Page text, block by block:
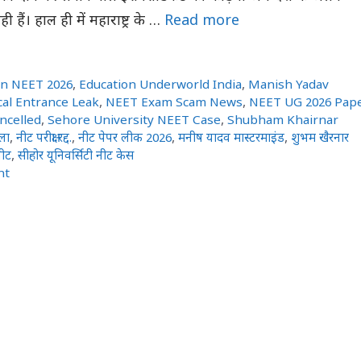
हैं। हाल ही में महाराष्ट्र के … Read more
NEET 2026, Education Underworld India, Manish Yadav
Entrance Leak, NEET Exam Scam News, NEET UG 2026
, Sehore University NEET Case, Shubham Khairnar
, नीट परीक्षा रद्द., नीट पेपर लीक 2026, मनीष यादव मास्टरमाइंड, शुभम खैरनार
, सीहोर यूनिवर्सिटी नीट केस